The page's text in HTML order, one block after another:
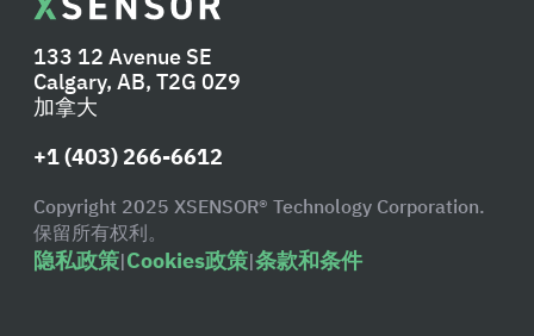
133 12 Avenue SE
Calgary, AB, T2G 0Z9
加拿大
+1 (403) 266-6612
Copyright 2025 XSENSOR® Technology Corporation.
保留所有权利。
隐私政策|Cookies政策|条款和条件